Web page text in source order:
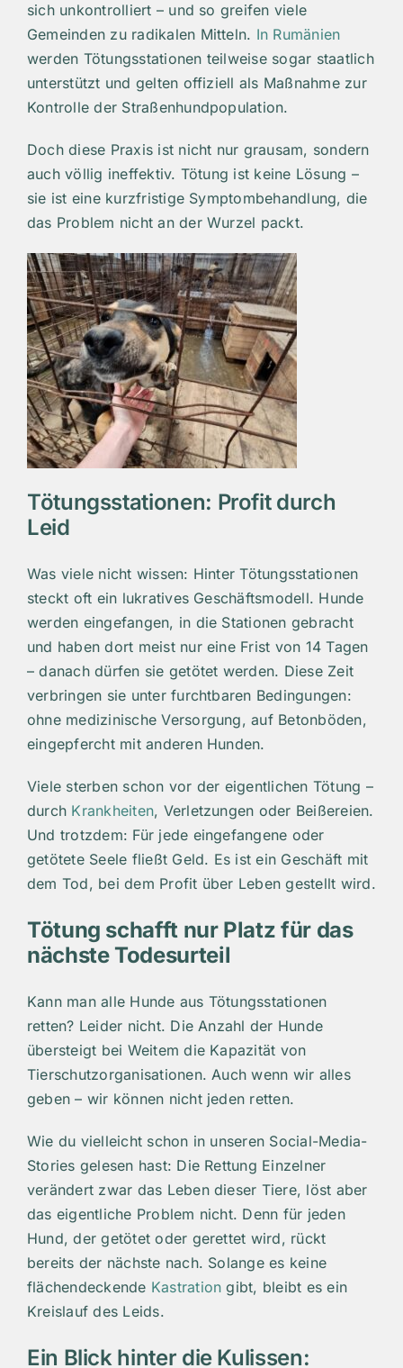
sich unkontrolliert – und so greifen viele
Gemeinden zu radikalen Mitteln. In Rumänien
werden Tötungsstationen teilweise sogar staatlich
unterstützt und gelten offiziell als Maßnahme zur
Kontrolle der Straßenhundpopulation.
Doch diese Praxis ist nicht nur grausam, sondern
auch völlig ineffektiv. Tötung ist keine Lösung –
sie ist eine kurzfristige Symptombehandlung, die
das Problem nicht an der Wurzel packt.
Tötungsstationen: Profit durch
Leid
Was viele nicht wissen: Hinter Tötungsstationen
steckt oft ein lukratives Geschäftsmodell. Hunde
werden eingefangen, in die Stationen gebracht
und haben dort meist nur eine Frist von 14 Tagen
– danach dürfen sie getötet werden. Diese Zeit
verbringen sie unter furchtbaren Bedingungen:
ohne medizinische Versorgung, auf Betonböden,
eingepfercht mit anderen Hunden.
Viele sterben schon vor der eigentlichen Tötung –
durch Krankheiten, Verletzungen oder Beißereien.
Und trotzdem: Für jede eingefangene oder
getötete Seele fließt Geld. Es ist ein Geschäft mit
dem Tod, bei dem Profit über Leben gestellt wird.
Tötung schafft nur Platz für das
nächste Todesurteil
Kann man alle Hunde aus Tötungsstationen
retten? Leider nicht. Die Anzahl der Hunde
übersteigt bei Weitem die Kapazität von
Tierschutzorganisationen. Auch wenn wir alles
geben – wir können nicht jeden retten.
Wie du vielleicht schon in unseren Social-Media-
Stories gelesen hast: Die Rettung Einzelner
verändert zwar das Leben dieser Tiere, löst aber
das eigentliche Problem nicht. Denn für jeden
Hund, der getötet oder gerettet wird, rückt
bereits der nächste nach. Solange es keine
flächendeckende Kastration gibt, bleibt es ein
Kreislauf des Leids.
Ein Blick hinter die Kulissen: